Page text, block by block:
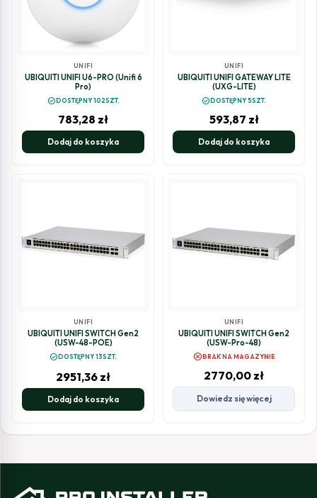
UNIFI
UBIQUITI UNIFI U6-PRO (Unifi 6
Pro)
check_circleDOSTĘPNY 102SZT.
783,28 zł
Dodaj do koszyka
UNIFI
UBIQUITI UNIFI GATEWAY LITE
(UXG-LITE)
check_circleDOSTĘPNY 5SZT.
593,87 zł
Dodaj do koszyka
UNIFI
UBIQUITI UNIFI SWITCH Gen2
(USW-48-POE)
check_circleDOSTĘPNY 13SZT.
2951,36 zł
Dodaj do koszyka
UNIFI
UBIQUITI UNIFI SWITCH Gen2
(USW-Pro-48)
cancelBRAK NA MAGAZYNIE
2770,00 zł
Dowiedz się więcej